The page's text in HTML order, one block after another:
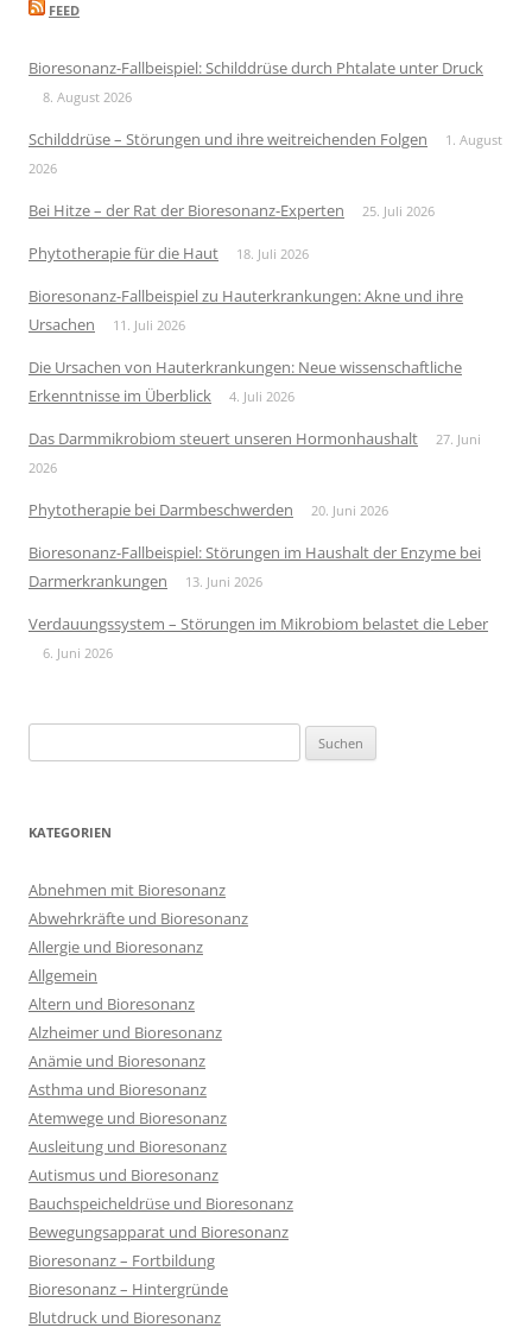
FEED
Bioresonanz-Fallbeispiel: Schilddrüse durch Phtalate unter Druck
8. August 2026
Schilddrüse – Störungen und ihre weitreichenden Folgen
1. August
2026
Bei Hitze – der Rat der Bioresonanz-Experten 25. Juli 2026
Phytotherapie für die Haut 18. Juli 2026
Bioresonanz-Fallbeispiel zu Hauterkrankungen: Akne und ihre
Ursachen
11. Juli 2026
Die Ursachen von Hauterkrankungen: Neue wissenschaftliche
Erkenntnisse im Überblick
4. Juli 2026
Das Darmmikrobiom steuert unseren Hormonhaushalt
27. Juni
2026
Phytotherapie bei Darmbeschwerden 20. Juni 2026
Bioresonanz-Fallbeispiel: Störungen im Haushalt der Enzyme bei
Darmerkrankungen
13. Juni 2026
Verdauungssystem – Störungen im Mikrobiom belastet die Leber
6. Juni 2026
nach:
KATEGORIEN
Abnehmen mit Bioresonanz
Abwehrkräfte und Bioresonanz
Allergie und Bioresonanz
Allgemein
Altern und Bioresonanz
Alzheimer und Bioresonanz
Anämie und Bioresonanz
Asthma und Bioresonanz
Atemwege und Bioresonanz
Ausleitung und Bioresonanz
Autismus und Bioresonanz
Bauchspeicheldrüse und Bioresonanz
Bewegungsapparat und Bioresonanz
Bioresonanz – Fortbildung
Bioresonanz – Hintergründe
Blutdruck und Bioresonanz